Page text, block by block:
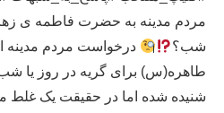
مردم مدینه به حضرت فاطمه ی زهرا
شب؟
درخواست مردم
طاهره(س) برای گریه در روز یا
شنیده شده اما در حقیقت یک